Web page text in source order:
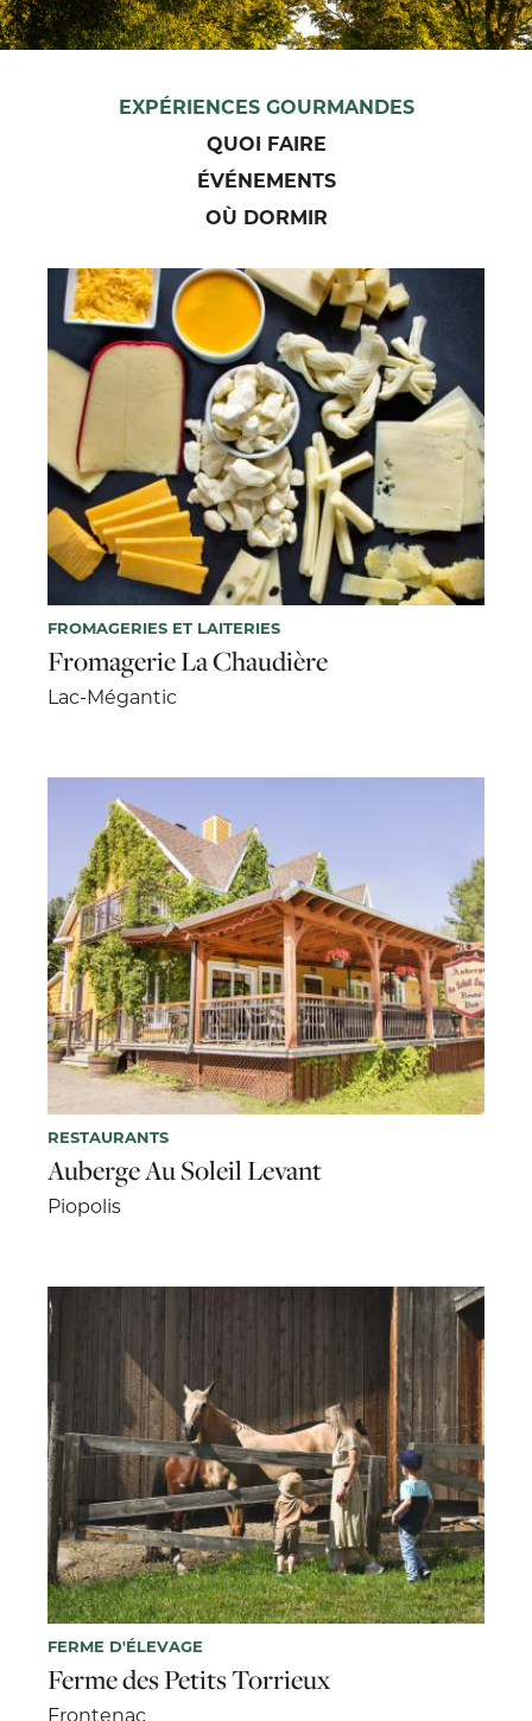
EXPÉRIENCES GOURMANDES
QUOI FAIRE
ÉVÉNEMENTS
OÙ DORMIR
FROMAGERIES ET LAITERIES
Fromagerie La Chaudière
Lac-Mégantic
RESTAURANTS
Auberge Au Soleil Levant
Piopolis
FERME D'ÉLEVAGE
Ferme des Petits Torrieux
Frontenac